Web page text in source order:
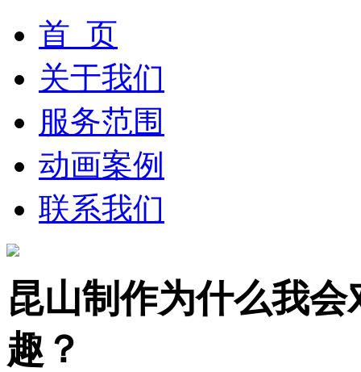
首 页
关于我们
服务范围
动画案例
联系我们
昆山制作为什么我
趣？